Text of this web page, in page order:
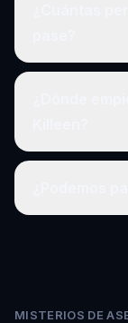
MISTERIOS DE